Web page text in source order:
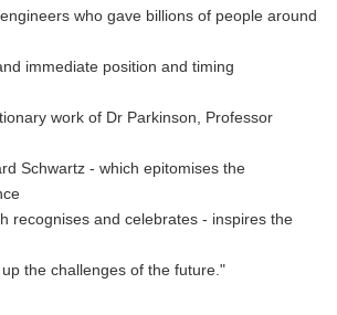
who gave billions of people around
immediate position and timing
work of Dr Parkinson, Professor
Schwartz - which epitomises the
recognises and celebrates - inspires the
the challenges of the future."